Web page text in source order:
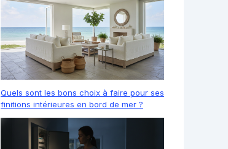
Quels sont les bons choix à faire pour ses
finitions intérieures en bord de mer ?